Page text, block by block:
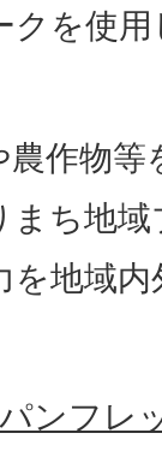
クを使
作物
まち地
を地域
ンフレ